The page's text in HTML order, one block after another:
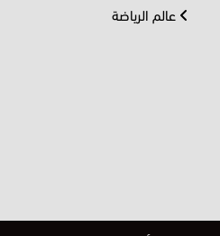
عالم الرياضة